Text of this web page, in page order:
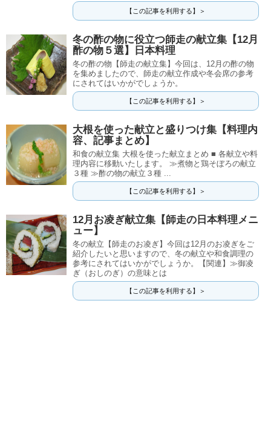
【この記事を利用する】＞
冬の酢の物に役立つ師走の献立集【12月
酢の物５選】日本料理
冬の酢の物【師走の献立集】今回は、12月の酢の物
を集めましたので、師走の献立作成や冬会席の参考
にされてはいかがでしょうか。
【この記事を利用する】＞
大根を使った献立と盛りつけ集【料理内
容、記事まとめ】
和食の献立集 大根を使った献立まとめ ■ 各献立や料
理内容に移動いたします。 ≫煮物と鶏そぼろの献立
３種 ≫酢の物の献立３種 ...
【この記事を利用する】＞
12月お凌ぎ献立集【師走の日本料理メニ
ュー】
冬の献立【師走のお凌ぎ】今回は12月のお凌ぎをご
紹介したいと思いますので、冬の献立や和食調理の
参考にされてはいかがでしょうか。【関連】≫御凌
ぎ（おしのぎ）の意味とは
【この記事を利用する】＞